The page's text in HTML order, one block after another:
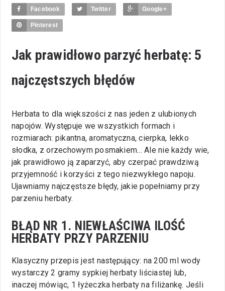
Facebook Twitter Google+
Pinterest
Jak prawidłowo parzyć herbatę: 5
najczęstszych błędów
Herbata to dla większości z nas jeden z ulubionych
napojów. Występuje we wszystkich formach i
rozmiarach: pikantna, aromatyczna, cierpka, lekko
słodka, z orzechowym posmakiem... Ale nie każdy wie,
jak prawidłowo ją zaparzyć, aby czerpać prawdziwą
przyjemność i korzyści z tego niezwykłego napoju.
Ujawniamy najczęstsze błędy, jakie popełniamy przy
parzeniu herbaty.
BŁĄD NR 1. NIEWŁAŚCIWA ILOŚĆ
HERBATY PRZY PARZENIU
Klasyczny przepis jest następujący: na 200 ml wody
wystarczy 2 gramy sypkiej herbaty liściastej lub,
inaczej mówiąc, 1 łyżeczka herbaty na filiżankę. Jeśli